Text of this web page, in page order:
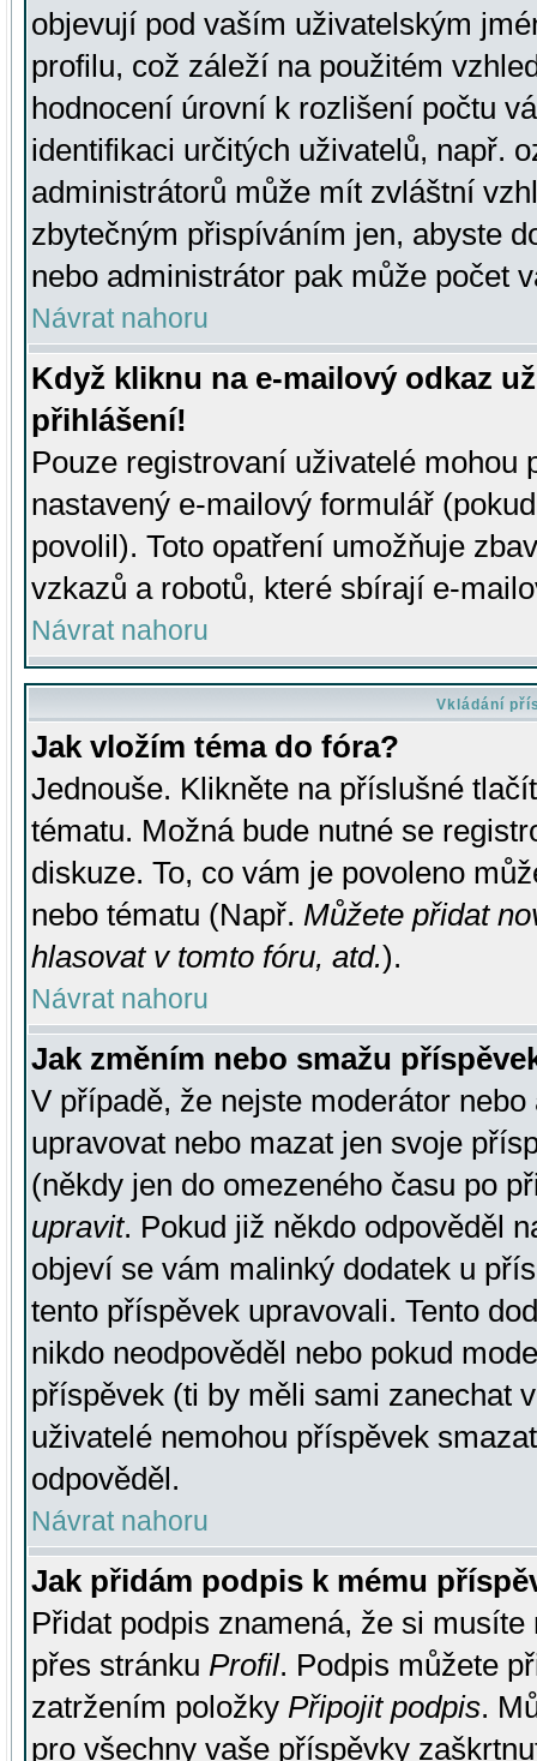
objevují pod vaším uživatelským
profilu, což záleží na použitém
hodnocení úrovní k rozlišení počtu
identifikaci určitých uživatelů, např.
administrátorů může mít zvláštní
zbytečným přispíváním jen, abyste
nebo administrátor pak může počet
Návrat nahoru
Když kliknu na e-mailový odkaz
přihlášení!
Pouze registrovaní uživatelé mohou
nastavený e-mailový formulář
povolil). Toto opatření umožňuje
vzkazů a robotů, které sbírají e-
Návrat nahoru
Vkládání
Jak vložím téma do fóra?
Jednouše. Klikněte na příslušné
tématu. Možná bude nutné se
diskuze. To, co vám je povoleno
nebo tématu (Např. Můžete přidat
hlasovat v tomto fóru, atd.).
Návrat nahoru
Jak změním nebo smažu
V případě, že nejste moderátor
upravovat nebo mazat jen svoje
(někdy jen do omezeného času po
upravit. Pokud již někdo odpověděl
objeví se vám malinký dodatek u
tento příspěvek upravovali. Tento
nikdo neodpověděl nebo pokud
příspěvek (ti by měli sami zanechat
uživatelé nemohou příspěvek
odpověděl.
Návrat nahoru
Jak přidám podpis k mému
Přidat podpis znamená, že si
přes stránku Profil. Podpis můžete
zatržením položky Připojit podpis.
pro všechny vaše příspěvky